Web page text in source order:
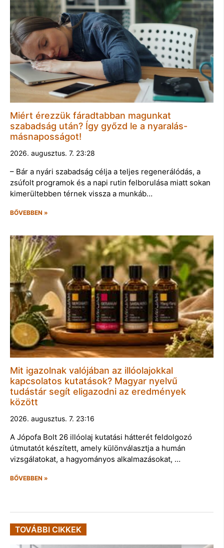
Miért érezzük fáradtabban magunkat
szabadság után? Így győzd le a nyaralás-
másnaposságot!
2026. augusztus. 7. 23:28
– Bár a nyári szabadság célja a teljes regenerálódás, a
zsúfolt programok és a napi rutin felborulása miatt sokan
kimerültebben térnek vissza a munkáb…
BŐVEBBEN »
Mit igazolnak valójában az illóolajokkal
kapcsolatos kutatások? Magyar nyelvű
tudástár segít eligazodni az eredmények
között
2026. augusztus. 7. 23:16
A Jópofa Bolt 26 illóolaj kutatási hátterét feldolgozó
útmutatót készített, amely különválasztja a humán
vizsgálatokat, a hagyományos alkalmazásokat, …
BŐVEBBEN »
TOVÁBBI CIKKEK